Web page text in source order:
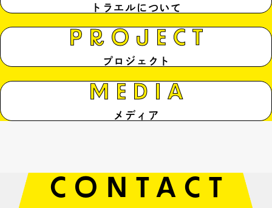
トラエルについて
PROJECT
プロジェクト
MEDIA
メディア
CONTACT